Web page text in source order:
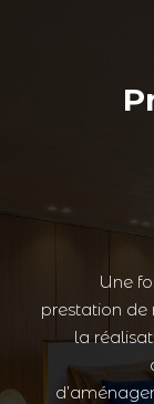
Une
prestation de
la